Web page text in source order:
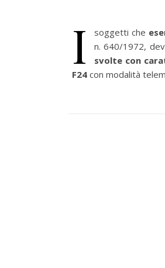
I soggetti che
n. 640/1972,
svolte con
F24 con modalità